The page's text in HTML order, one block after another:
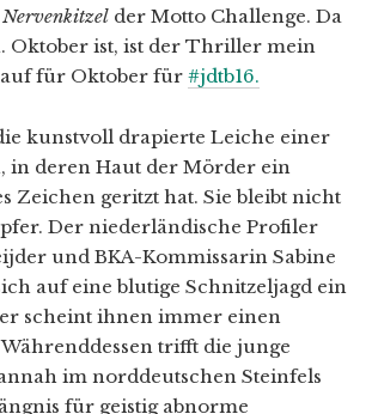
Nervenkitzel der Motto Challenge. Da
Oktober ist, ist der Thriller mein
für Oktober für #jdtb16.
kunstvoll drapierte Leiche einer
in deren Haut der Mörder ein
Zeichen geritzt hat. Sie bleibt nicht
Der niederländische Profiler
und BKA-Kommissarin Sabine
auf eine blutige Schnitzeljagd ein
scheint ihnen immer einen
trifft die junge
im norddeutschen Steinfels
für geistig abnorme